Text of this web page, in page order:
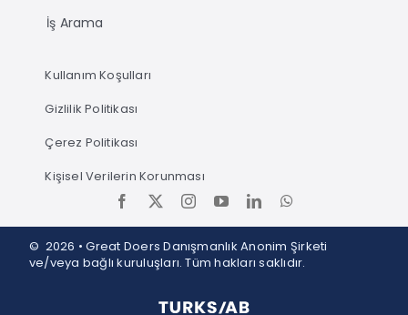
İş Arama
Kullanım Koşulları
Gizlilik Politikası
Çerez Politikası
Kişisel Verilerin Korunması
© 2026 • Great Doers Danışmanlık Anonim Şirketi
ve/veya bağlı kuruluşları. Tüm hakları saklıdır.